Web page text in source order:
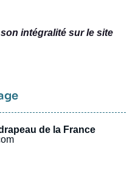
intégralité sur le site
de la France